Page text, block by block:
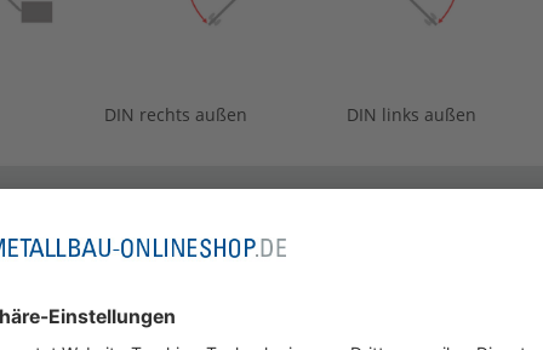
DIN rechts außen DIN links außen